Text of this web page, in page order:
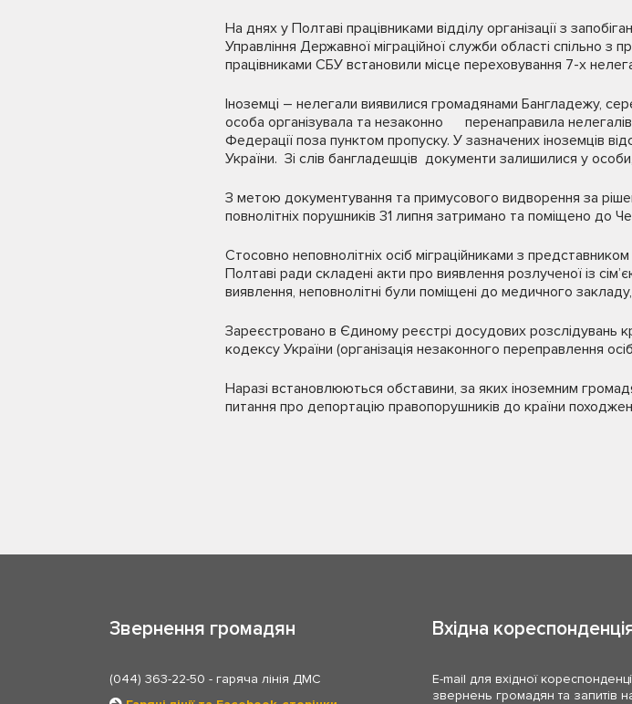
На днях у Полтаві працівниками відділу організації з
Управління Державної міграційної служби області спільно з
працівниками СБУ встановили місце переховування 7-х
Іноземці – нелегали виявилися громадянами Бангладежу,
особа організувала та незаконно перенаправила
Федерації поза пунктом пропуску. У зазначених іноземців
України. Зі слів бангладешців документи залишилися у
З метою документування та примусового видворення за
повнолітніх порушників 31 липня затримано та поміщено до
Стосовно неповнолітніх осіб міграційниками з
Полтаві ради складені акти про виявлення розлученої із
виявлення, неповнолітні були поміщені до медичного
Зареєстровано в Єдиному реєстрі досудових розслідувань
кодексу України (організація незаконного переправлення
Наразі встановлюються обставини, за яких іноземним
питання про депортацію правопорушників до країни
Звернення громадян
(044) 363-22-50 - гаряча лінія ДМС
Вхідна
E-mail для вхідної
звернень громадян та запитів